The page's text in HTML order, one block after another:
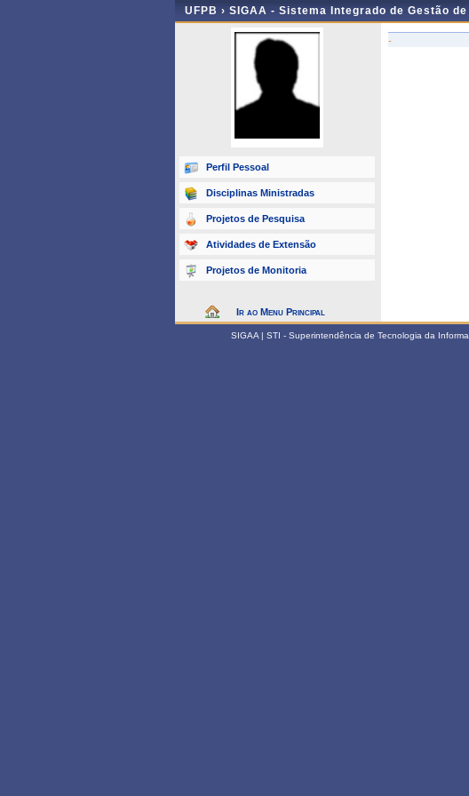
UFPB › SIGAA - Sistema Integrado de Gestão
Perfil Pessoal
Disciplinas Ministradas
Projetos de Pesquisa
Atividades de Extensão
Projetos de Monitoria
Ir ao Menu Principal
-
SIGAA | STI - Superintendência de Tecnologia da